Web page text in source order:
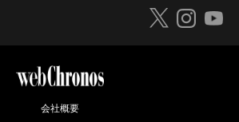
会社概要